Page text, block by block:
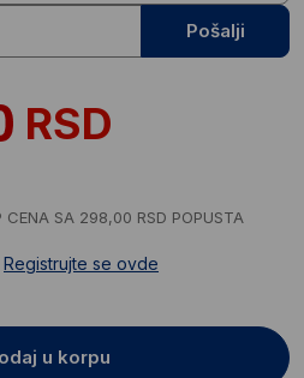
Pošalji
RSD
CENA SA 298,00 RSD POPUSTA
Registrujte se ovde
u korpu